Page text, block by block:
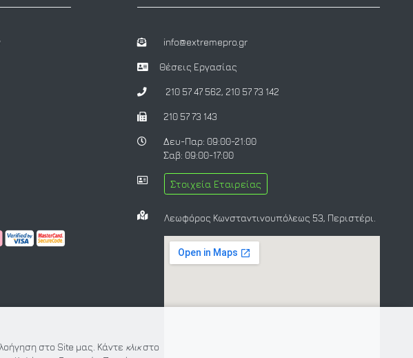
στο Site μας. Κάντε κλικστο
info@extremepro.gr
Θέσεις Εργασίας
210 57 47 562, 210 57 73 142
210 57 73 143
Δευ-Παρ: 09:00-21:00
Σαβ: 09:00-17:00
Στοιχεία Εταιρείας
Λεωφόρος Κωνσταντινουπόλεως 53, Περιστέρι.